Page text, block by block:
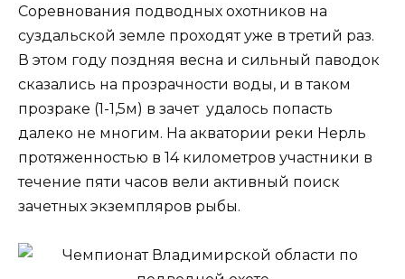
Соревнования подводных охотников на
суздальской земле проходят уже в третий раз.
В этом году поздняя весна и сильный паводок
сказались на прозрачности воды, и в таком
прозраке (1-1,5м) в зачет удалось попасть
далеко не многим. На акватории реки Нерль
протяженностью в 14 километров участники в
течение пяти часов вели активный поиск
зачетных экземпляров рыбы.